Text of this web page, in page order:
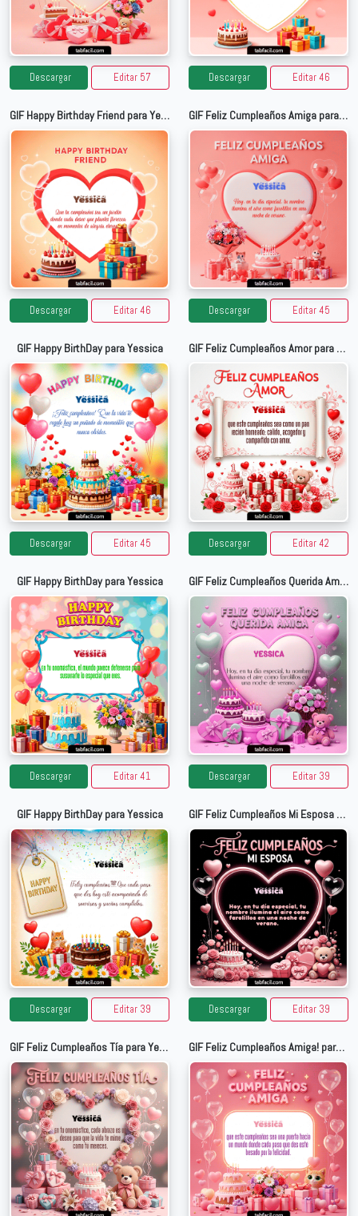
Descargar Editar 57 Descargar Editar 46
GIF Happy Birthday Friend para Yessica
Descargar Editar 46
GIF Feliz Cumpleaños Amiga para Yessica
Descargar Editar 45
GIF Happy BirthDay para Yessica
Descargar Editar 45
GIF Feliz Cumpleaños Amor para Yessica
Descargar Editar 42
GIF Happy BirthDay para Yessica
Descargar Editar 41
GIF Feliz Cumpleaños Querida Amiga!! para Yessica
Descargar Editar 39
GIF Happy BirthDay para Yessica
Descargar Editar 39
GIF Feliz Cumpleaños Mi Esposa para Yessica
Descargar Editar 39
GIF Feliz Cumpleaños Tía para Yessica GIF Feliz Cumpleaños Amiga! para Yessica